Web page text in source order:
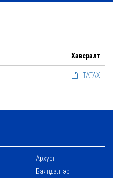
Хавсралт
ТАТАХ
Архуст
Баяндэлгэр